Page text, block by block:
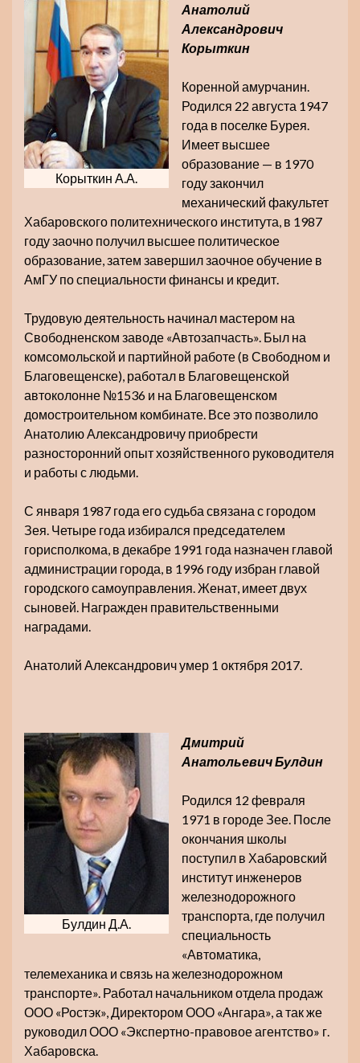
Корыткин А.А.
Анатолий
Александрович
Корыткин
Коренной амурчанин.
Родился 22 августа 1947
года в поселке Бурея.
Имеет высшее
образование — в 1970
году закончил
механический факультет
Хабаровского политехнического института, в 1987
году заочно получил высшее политическое
образование, затем завершил заочное обучение в
АмГУ по специальности финансы и кредит.
Трудовую деятельность начинал мастером на
Свободненском заводе «Автозапчасть». Был на
комсомольской и партийной работе (в Свободном и
Благовещенске), работал в Благовещенской
автоколонне №1536 и на Благовещенском
домостроительном комбинате. Все это позволило
Анатолию Александровичу приобрести
разносторонний опыт хозяйственного руководителя
и работы с людьми.
С января 1987 года его судьба связана с городом
Зея. Четыре года избирался председателем
горисполкома, в декабре 1991 года назначен главой
администрации города, в 1996 году избран главой
городского самоуправления. Женат, имеет двух
сыновей. Награжден правительственными
наградами.
Анатолий Александрович умер 1 октября 2017.
Булдин Д.А.
Дмитрий
Анатольевич Булдин
Родился 12 февраля
1971 в городе Зее. После
окончания школы
поступил в Хабаровский
институт инженеров
железнодорожного
транспорта, где получил
специальность
«Автоматика,
телемеханика и связь на железнодорожном
транспорте». Работал начальником отдела продаж
ООО «Ростэк», Директором ООО «Ангара», а так же
руководил ООО «Экспертно-правовое агентство» г.
Хабаровска.